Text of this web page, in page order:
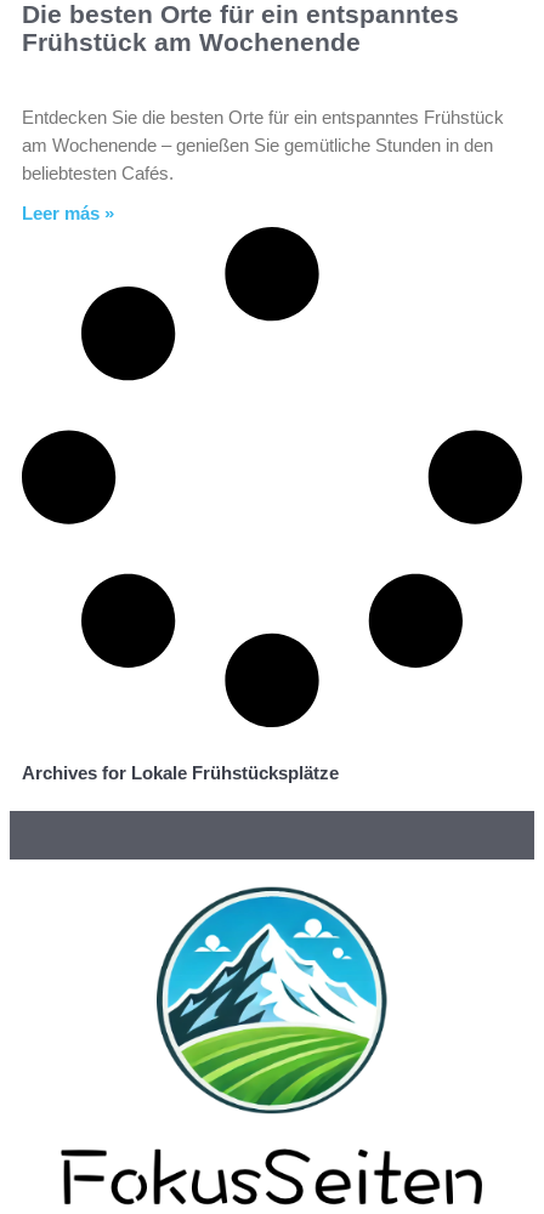
Die besten Orte für ein entspanntes
Frühstück am Wochenende
Entdecken Sie die besten Orte für ein entspanntes Frühstück
am Wochenende – genießen Sie gemütliche Stunden in den
beliebtesten Cafés.
Leer más »
Archives for Lokale Frühstücksplätze